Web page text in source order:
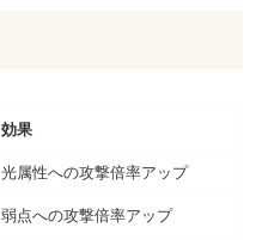
効果
光属性への攻撃倍率アップ
弱点への攻撃倍率アップ